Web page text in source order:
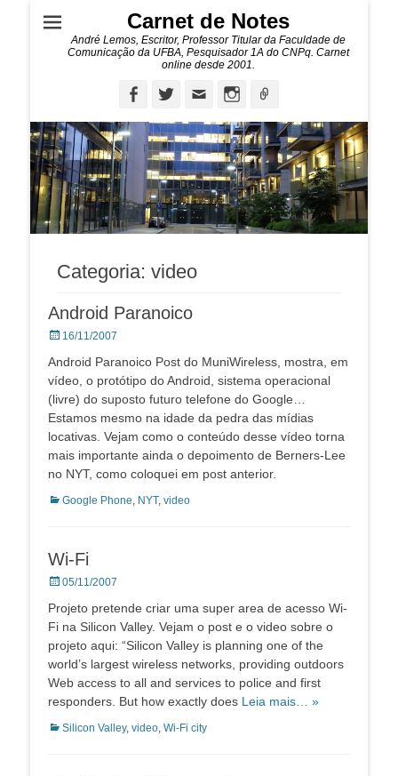
Carnet de Notes
André Lemos, Escritor, Professor Titular da Faculdade de
Comunicação da UFBA, Pesquisador 1A do CNPq. Carnet
online desde 2001.
FacebookTwitterEmail Instagram
Categoria: video
Android Paranoico
Posted
16/11/2007
Android Paranoico Post do MuniWireless, mostra, em
vídeo, o protótipo do Android, sistema operacional
(livre) do suposto futuro telefone do Google…
Estamos mesmo na idade da pedra das mídias
locativas. Vejam como o conteúdo desse vídeo torna
mais importante ainda o depoimento de Berners-Lee
no NYT, como coloquei em post anterior.
Categorias:
Google Phone, NYT, video
Wi-Fi
Posted
05/11/2007
Projeto pretende criar uma super area de acesso Wi-
Fi na Silicon Valley. Vejam o post e o video sobre o
projeto aqui: “Silicon Valley is planning one of the
world’s largest wireless networks, providing outdoors
Web access to all and services to police and first
responders. But how exactly does Leia mais… »
Categorias:
Silicon Valley, video, Wi-Fi city